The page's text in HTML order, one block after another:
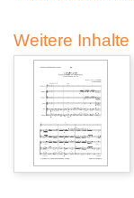
Weitere Inhalte